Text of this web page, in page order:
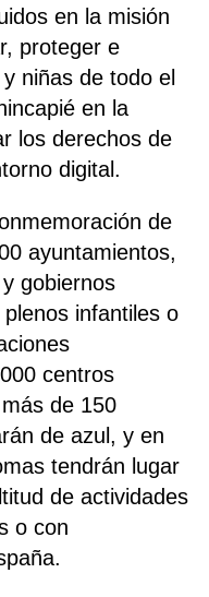
en la misión
proteger e
niñas de todo el
en la
los derechos de
digital.
de
ayuntamientos,
gobiernos
infantiles o
centros
de 150
de azul, y en
tendrán lugar
de actividades
o con